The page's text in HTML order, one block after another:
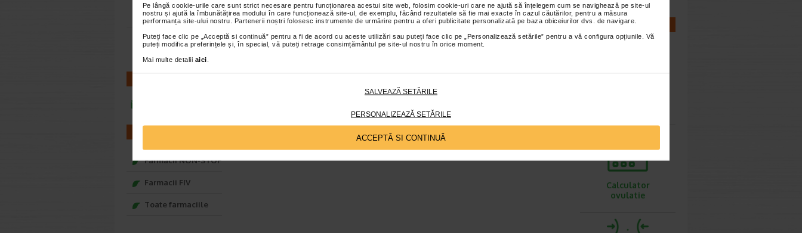
Pe lângă cookie-urile care sunt strict necesare pentru funcționarea acestui site web, folosim cookie-uri care ne ajută să înțelegem cum se navighează pe site-ul
nostru și ajută la îmbunătățirea modului în care funcționează site-ul, de exemplu, făcând rezultatele să fie mai exacte în cazul căutărilor, pentru a măsura
performanța site-ului nostru. Partenerii noștri folosesc instrumente de urmărire pentru a oferi publicitate personalizată pe baza obiceiurilor dvs. de navigare.
Puteți face clic pe „Acceptă si continuă” pentru a fi de acord cu aceste utilizări sau puteți face clic pe „Personalizează setările” pentru a vă configura opțiunile. Vă
puteți modifica preferințele și, în special, vă puteți retrage consimțământul pe site-ul nostru în orice moment.
Mai multe detalii aici
SALVEAZĂ SETĂRILE
PERSONALIZEAZĂ SETĂRILE
ACCEPTĂ SI CONTINUĂ
Adora – Adorabili
din prima clipa
Seturi cadou
Baylis&Harding
Farmacii NON-STOP
Farmacii FIV
Toate farmaciile
CALCULATOARE
Calculator
ovulatie